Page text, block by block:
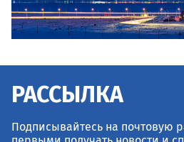
РАССЫЛКА
Подписывайтесь на почтовую